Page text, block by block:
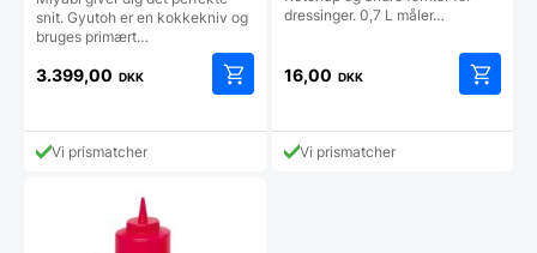
snit. Gyutoh er en kokkekniv og
bruges primært…
3.399,00 DKK
Vi prismatcher
dressinger. 0,7 L måler…
16,00 DKK
Vi prismatcher